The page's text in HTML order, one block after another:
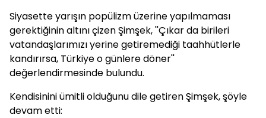
Siyasette yarışın popülizm üzerine yapılmaması
gerektiğinin altını çizen Şimşek, ''Çıkar da birileri
vatandaşlarımızı yerine getiremediği taahhütlerle
kandırırsa, Türkiye o günlere döner''
değerlendirmesinde bulundu.
Kendisinini ümitli olduğunu dile getiren Şimşek, şöyle
devam etti: